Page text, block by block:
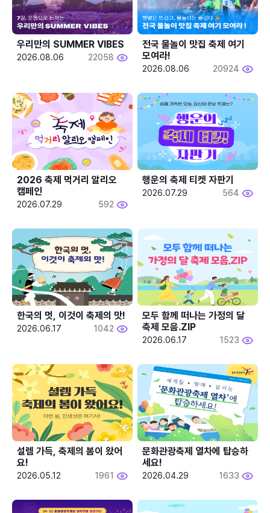
우리만의 SUMMER VIBES
2026.08.06 22058
전국 물놀이 맛집 축제 여기
모여라!
2026.08.06 20924
2026 축제 먹거리 알리오
캠페인
2026.07.29 592
행운의 축제 티켓 자판기
2026.07.29 564
한국의 멋, 이것이 축제의 맛!
2026.06.17 1042
모두 함께 떠나는 가정의 달
축제 모음.ZIP
2026.06.17 1523
설렘 가득, 축제의 봄이 왔어
요!
2026.05.12 1961
문화관광축제 열차에 탑승하
세요!
2026.04.29 1633